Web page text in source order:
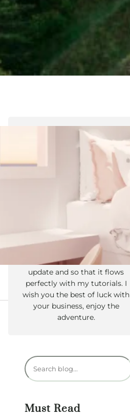
Tyler Moore
Hello, my name is Tyler Moore
and with the help of many
people I made this template. I
made it so it is super easy to
update and so that it flows
perfectly with my tutorials. I
wish you the best of luck with
your business, enjoy the
adventure.
R
e
h
Must Read